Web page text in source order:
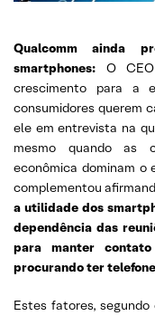
Qualcomm ainda
smartphones: O
crescimento para a
consumidores querem
ele em entrevista na
mesmo quando as
econômica dominam o
complementou
a utilidade dos
dependência das
para manter
procurando ter
Estes fatores,